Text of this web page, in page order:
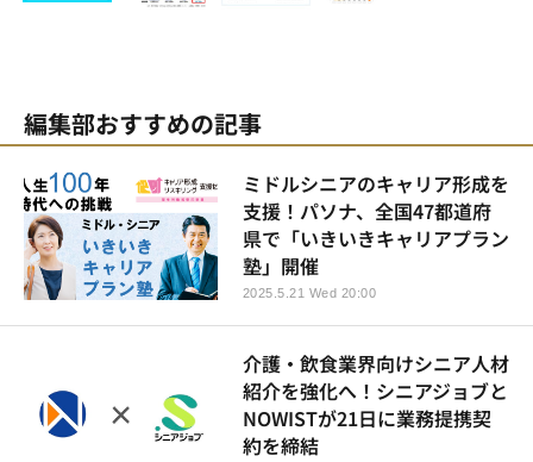
編集部おすすめの記事
ミドルシニアのキャリア形成を
支援！パソナ、全国47都道府
県で「いきいきキャリアプラン
塾」開催
2025.5.21 Wed 20:00
介護・飲食業界向けシニア人材
紹介を強化へ！シニアジョブと
NOWISTが21日に業務提携契
約を締結